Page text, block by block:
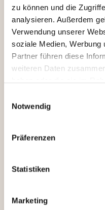
zu können und die
analysieren. Außerdem
Verwendung unserer
soziale Medien, Werbung
Partner führen diese
weiteren Daten
Notwendig
Präferenzen
Statistiken
Marketing